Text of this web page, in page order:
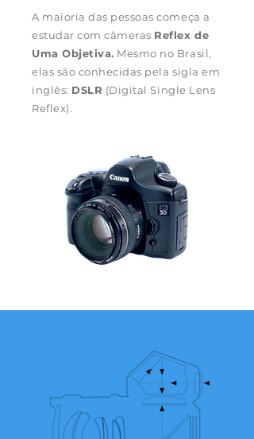
A maioria das pessoas começa a
estudar com câmeras Reflex de
Uma Objetiva. Mesmo no Brasil,
elas são conhecidas pela sigla em
inglês: DSLR (Digital Single Lens
Reflex).